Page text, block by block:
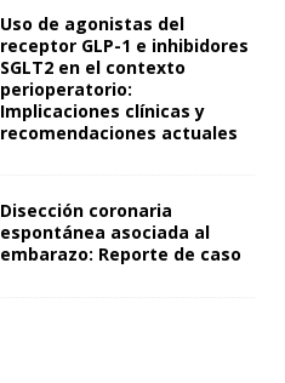
Uso de agonistas del
receptor GLP-1 e inhibidores
SGLT2 en el contexto
perioperatorio:
Implicaciones clínicas y
recomendaciones actuales
Disección coronaria
espontánea asociada al
embarazo: Reporte de caso